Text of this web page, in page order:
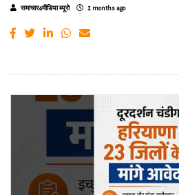
समाचार4मीडिया ब्यूरो 2 months ago